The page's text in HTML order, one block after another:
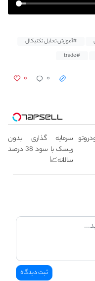
#آموزش تحلیل تکنیکال
#trade
۰ ۰
سرمایه گذاری بدون
ریسک با سود 38 درصد
سالانه📈